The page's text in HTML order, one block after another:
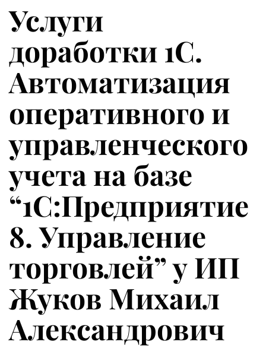
Услуги
доработки 1С.
Автоматизация
оперативного и
управленческого
учета на базе
“1С:Предприятие
8. Управление
торговлей” у ИП
Жуков Михаил
Александрович